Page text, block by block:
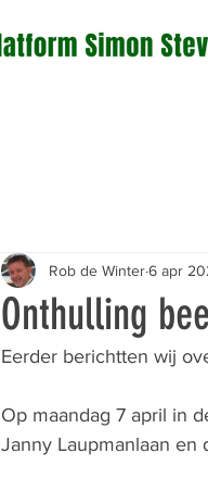
Onthulling
Rob de Winter6 apr
Eerder berichtten wij
Op maandag 7 april in
Janny Laupmanlaan en